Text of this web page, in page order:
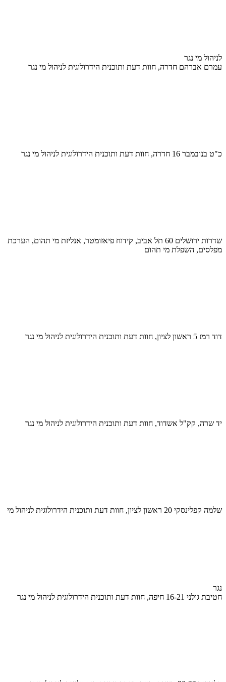
לניהול מי נגר
עמרם אברהם חדרה, חוות דעת ותוכנית הידרולוגית לניהול מי נגר
כ"ט בנובמבר 16 חדרה, חוות דעת ותוכנית הידרולוגית לניהול מי נגר
שדרות ירושלים 60 תל אביב, קידוח פיאזומטר, אנליזת מי תהום, הערכת
מפלסים, השפלת מי תהום
דוד רמז 5 ראשון לציון, חוות דעת ותוכנית הידרולוגית לניהול מי נגר
יד שרה, קק"ל אשדוד, חוות דעת ותוכנית הידרולוגית לניהול מי נגר
שלמה קפלינסקי 20 ראשון לציון, חוות דעת ותוכנית הידרולוגית לניהול מי
נגר
חטיבת גולני 16-21 חיפה, חוות דעת ותוכנית הידרולוגית לניהול מי נגר